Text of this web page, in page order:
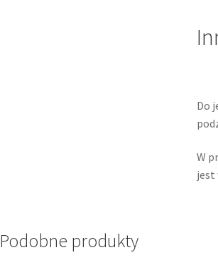
Do
W
jest
Podobne produkty